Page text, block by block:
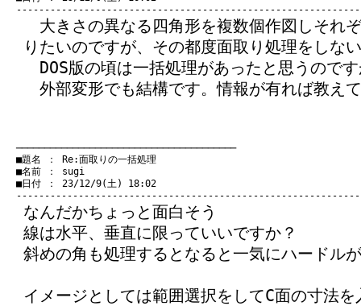
大きさの異なる四角形を複数個作図しそれ
りたいのですが、その都度面取り処理をしな
DOS版の頃は一括処理があったと思うので
外部変形でも結構です。情報が有れば教え
───────────────────────────────────────
■題名 ： Re:面取りの一括処理
■名前 ： sugi
■日付 ： 23/12/9(土) 18:02
なんだかちょっと面白そう
線は水平、垂直に限っていいですか？
斜めの角も処理するとなると一気にハードル
イメージとしては範囲選択をしてC面の寸法を